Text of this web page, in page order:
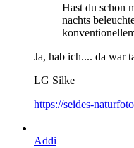
Hast du schon
nachts
Ja, hab ich.... da war
LG Silke
https://seides-
Addi